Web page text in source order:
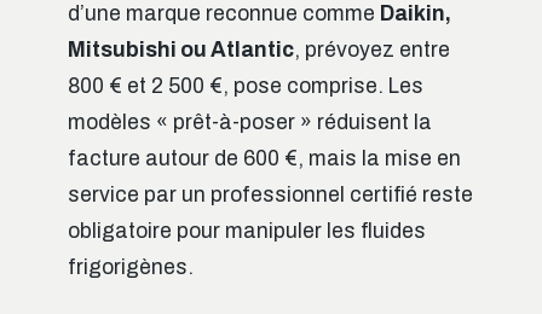
d’une marque reconnue comme Daikin,
Mitsubishi ou Atlantic, prévoyez entre
800 € et 2 500 €, pose comprise. Les
modèles « prêt-à-poser » réduisent la
facture autour de 600 €, mais la mise en
service par un professionnel certifié reste
obligatoire pour manipuler les fluides
frigorigènes.